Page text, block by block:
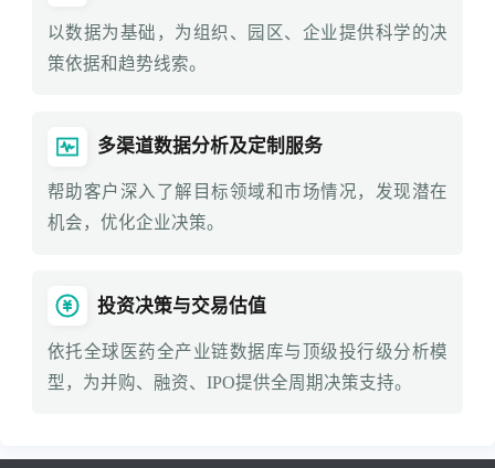
以数据为基础，为组织、园区、企业提供科学的决
策依据和趋势线索。
多渠道数据分析及定制服务
帮助客户深入了解目标领域和市场情况，发现潜在
机会，优化企业决策。
投资决策与交易估值
依托全球医药全产业链数据库与顶级投行级分析模
型，为并购、融资、IPO提供全周期决策支持。